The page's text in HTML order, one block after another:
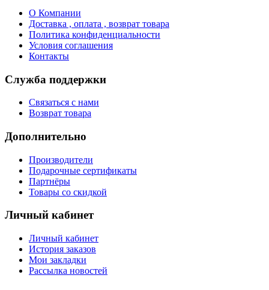
О Компании
Доставка , оплата , возврат товара
Политика конфиденциальности
Условия соглашения
Контакты
Служба поддержки
Связаться с нами
Возврат товара
Дополнительно
Производители
Подарочные сертификаты
Партнёры
Товары со скидкой
Личный кабинет
Личный кабинет
История заказов
Мои закладки
Рассылка новостей